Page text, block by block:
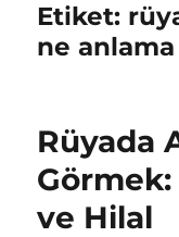
Etiket:
ne
Rüyada
ve Hilal